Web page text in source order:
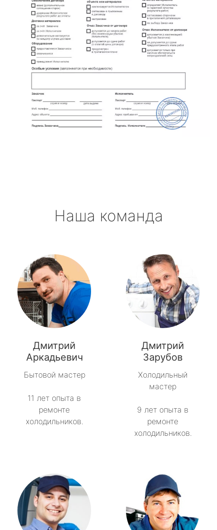
Наша команда
Дмитрий
Аркадьевич
Бытовой мастер
11 лет опыта в
ремонте
холодильников.
Дмитрий
Зарубов
Холодильный
мастер
9 лет опыта в
ремонте
холодильников.